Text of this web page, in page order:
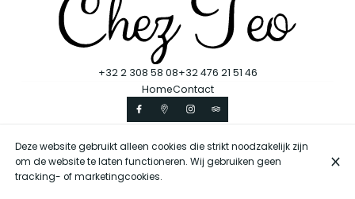
+32 2 308 58 08+32 476 21 51 46
HomeContact
© Chez Teo 2026
Legal notice
Gegevensbeschermingsbeleid
Cookie-instellingen
Gemaakt door CentralApp
Deze website gebruikt alleen cookies die strikt noodzakelijk zijn
om de website te laten functioneren. Wij gebruiken geen
tracking- of marketingcookies.